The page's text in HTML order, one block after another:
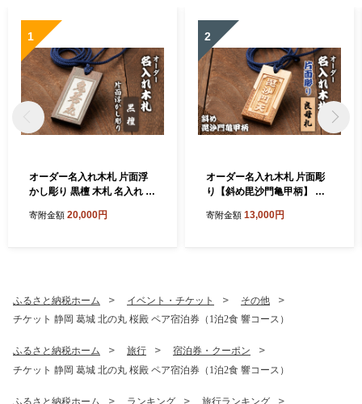
1
オーダー名入れ木札 片面浮
かし彫り 黒檀 木札 名入れ 静
寄附金額 20,000円
2
オーダー名入れ木札 片面彫
り【斜め毘沙門亀甲柄】 良
寄附金額 13,000円
ふるさと納税ホーム イベント・チケット
その他
チケット 静岡 葛城 北の丸 桜殿 ペア宿泊券（1泊2食 響コース）
ふるさと納税ホーム 旅行
宿泊券・クーポン
チケット 静岡 葛城 北の丸 桜殿 ペア宿泊券（1泊2食 響コース）
ふるさと納税ホーム ランキング 旅行ランキング